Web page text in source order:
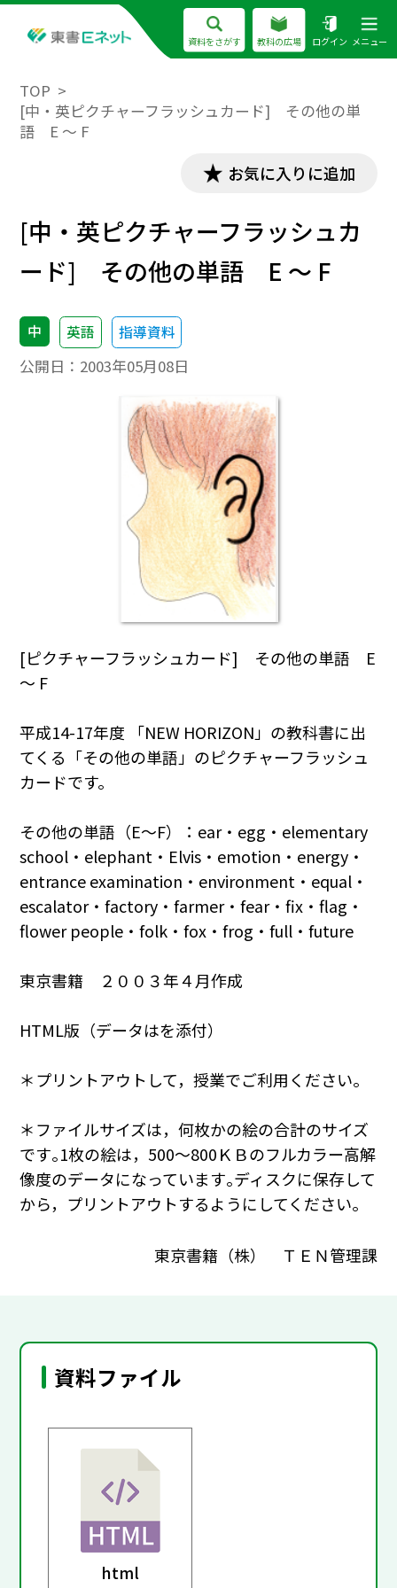
資料をさがす 教科の広場 ログイン メニュー
TOP
[中・英ピクチャーフラッシュカード] その他の単
語 E ～ F
お気に入りに追加
[中・英ピクチャーフラッシュカ
ード] その他の単語 E ～ F
中 英語 指導資料
公開日： 2003年05月08日
[ピクチャーフラッシュカード] その他の単語 E
～ F
平成14-17年度 「NEW HORIZON」の教科書に出
てくる「その他の単語」のピクチャーフラッシュ
カードです。
その他の単語（E～F）：ear・egg・elementary
school・elephant・Elvis・emotion・energy・
entrance examination・environment・equal・
escalator・factory・farmer・fear・fix・flag・
flower people・folk・fox・frog・full・future
東京書籍 ２００３年４月作成
HTML版（データはを添付）
＊プリントアウトして，授業でご利用ください。
＊ファイルサイズは，何枚かの絵の合計のサイズ
です｡1枚の絵は，500～800ＫＢのフルカラー高解
像度のデータになっています｡ディスクに保存して
から，プリントアウトするようにしてください｡
東京書籍（株） ＴＥＮ管理課
資料ファイル
html